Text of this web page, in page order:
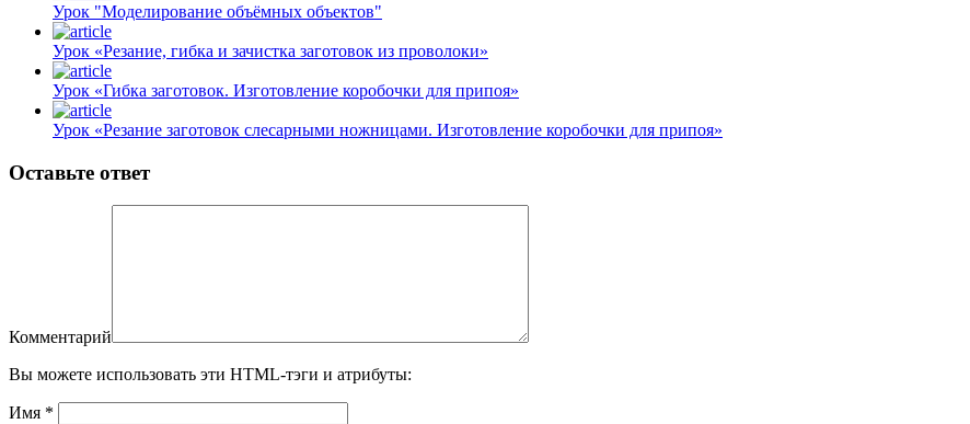
Урок "Моделирование объёмных объектов"
Урок «Резание, гибка и зачистка заготовок из проволоки»
Урок «Гибка заготовок. Изготовление коробочки для припоя»
Урок «Резание заготовок слесарными ножницами. Изготовление коробочки для припоя»
Оставьте ответ
Комментарий
Вы можете использовать эти HTML-тэги и атрибуты:
Имя *